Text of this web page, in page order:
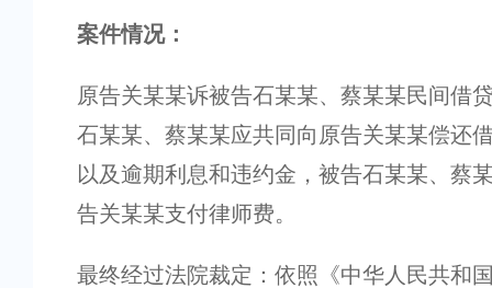
案件情况：
原告关某某诉被告石某某、蔡某某民间借
石某某、蔡某某应共同向原告关某某偿还
以及逾期利息和违约金，被告石某某、蔡
告关某某支付律师费。
最终经过法院裁定：依照《中华人民共和